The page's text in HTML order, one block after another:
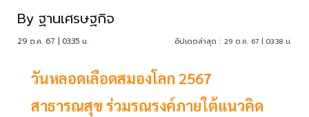
By ฐานเศรษฐกิจ
29 ต.ค. 67 | 03:35 น. อัปเดตล่าสุด : 29 ต.ค. 67 | 03:38 น.
วันหลอดเลือดสมองโลก 2567
สาธารณสุข ร่วมรณรงค์ภายใต้แนวคิด